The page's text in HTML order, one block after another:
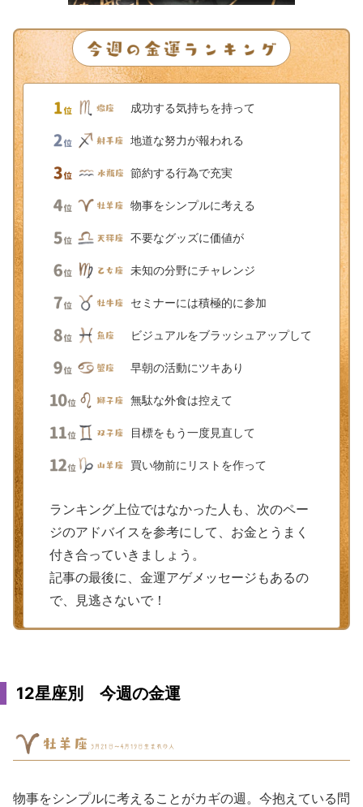
成功する気持ちを持って
地道な努力が報われる
節約する行為で充実
物事をシンプルに考える
不要なグッズに価値が
未知の分野にチャレンジ
セミナーには積極的に参加
ビジュアルをブラッシュアップして
早朝の活動にツキあり
無駄な外食は控えて
目標をもう一度見直して
買い物前にリストを作って
ランキング上位ではなかった人も、次のペー
ジのアドバイスを参考にして、お金とうまく
付き合っていきましょう。
記事の最後に、金運アゲメッセージもあるの
で、見逃さないで！
12星座別 今週の金運
物事をシンプルに考えることがカギの週。今抱えている問